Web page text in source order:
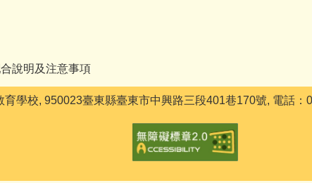
說明及注意事項
育學校, 950023臺東縣臺東市中興路三段401巷170號, 電話